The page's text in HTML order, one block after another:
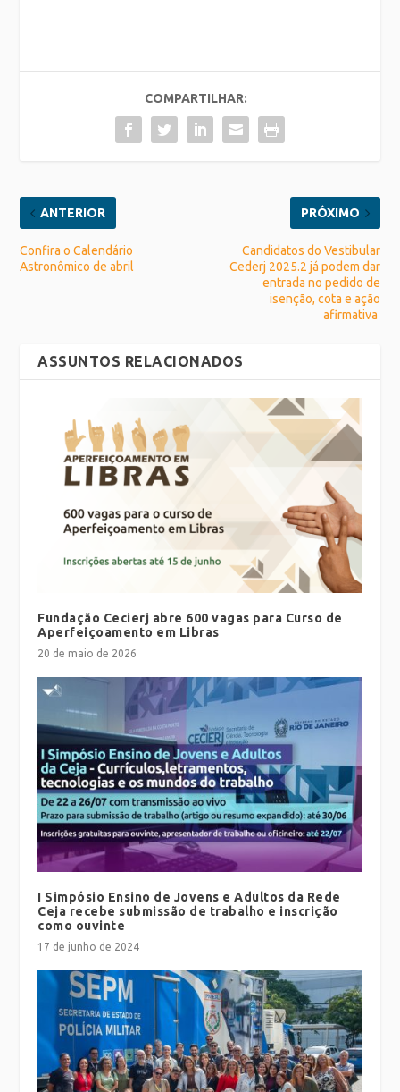
COMPARTILHAR:
ANTERIOR
Confira o Calendário
Astronômico de abril
PRÓXIMO
Candidatos do Vestibular
Cederj 2025.2 já podem dar
entrada no pedido de
isenção, cota e ação
afirmativa
ASSUNTOS RELACIONADOS
Fundação Cecierj abre 600 vagas para Curso de
Aperfeiçoamento em Libras
20 de maio de 2026
I Simpósio Ensino de Jovens e Adultos da Rede
Ceja recebe submissão de trabalho e inscrição
como ouvinte
17 de junho de 2024